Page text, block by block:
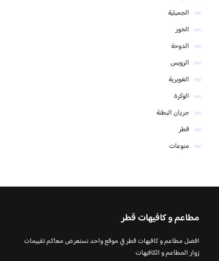
الجميلية
الخور
الدوحة
الرويس
الغويرية
الوكرة
جريان البطنة
قطر
منوعات
مطاعم و كافيهات قطر
افضل مطاعم و كافيهات قطر في موقع واحد نستعرض معاكم تقييمات
زوار المطاعم و الكافيهات